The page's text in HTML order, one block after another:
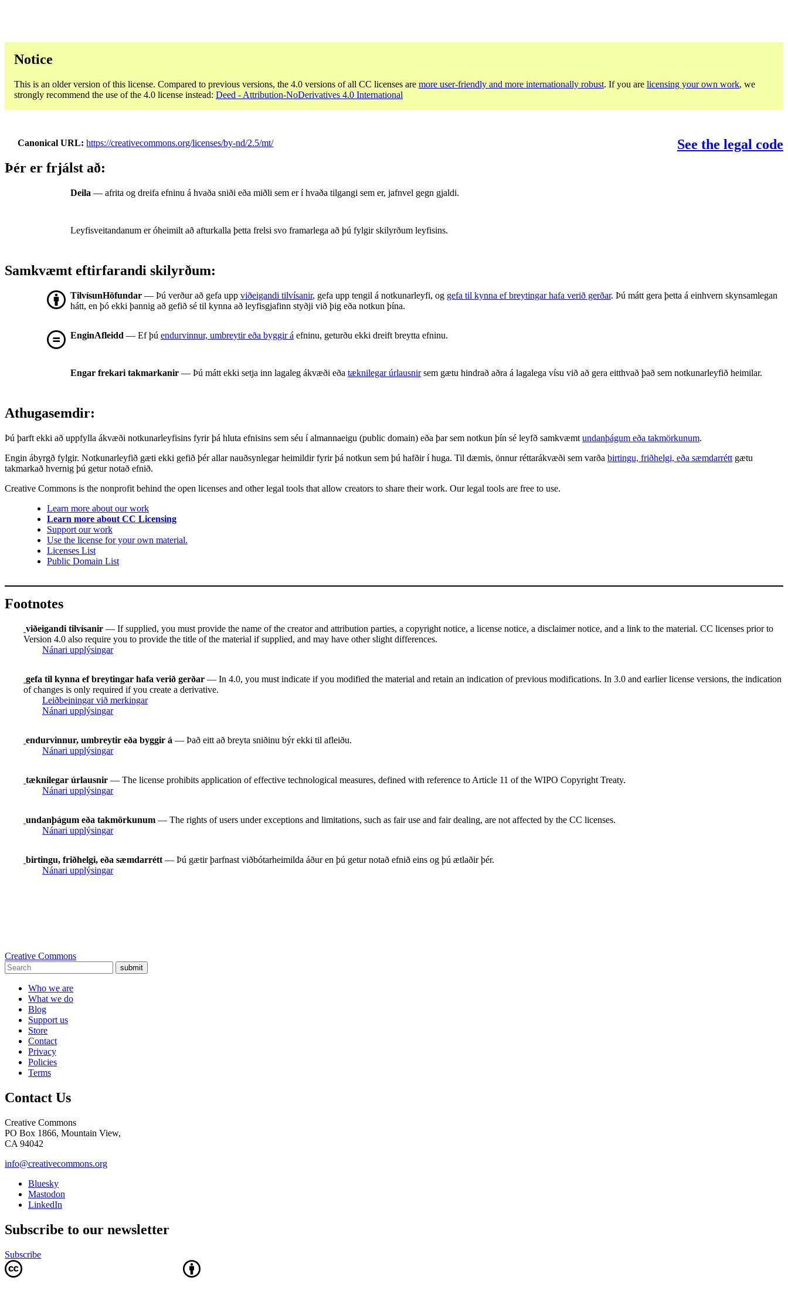
Notice
This is an older version of this license. Compared to previous versions, the 4.0 versions of all CC licenses are more user-friendly and more internationally robust. If you are licensing your own work, we
strongly recommend the use of the 4.0 license instead: Deed - Attribution-NoDerivatives 4.0 International
Canonical URL https://creativecommons.org/licenses/by-nd/2.5/mt/
See the legal code
Þér er frjálst að:
Deila — afrita og dreifa efninu á hvaða sniði eða miðli sem er í hvaða tilgangi sem er, jafnvel gegn gjaldi.
Leyfisveitandanum er óheimilt að afturkalla þetta frelsi svo framarlega að þú fylgir skilyrðum leyfisins.
Samkvæmt eftirfarandi skilyrðum:
TilvísunHöfundar — Þú verður að gefa upp viðeigandi tilvísanir, gefa upp tengil á notkunarleyfi, og gefa til kynna ef breytingar hafa verið gerðar. Þú mátt gera þetta á einhvern skynsamlegan
hátt, en þó ekki þannig að gefið sé til kynna að leyfisgjafinn styðji við þig eða notkun þína.
EnginAfleidd — Ef þú endurvinnur, umbreytir eða byggir á efninu, geturðu ekki dreift breytta efninu.
Engar frekari takmarkanir — Þú mátt ekki setja inn lagaleg ákvæði eða tæknilegar úrlausnirsem gætu hindrað aðra á lagalega vísu við að gera eitthvað það sem notkunarleyfið heimilar.
Athugasemdir:
Þú þarft ekki að uppfylla ákvæði notkunarleyfisins fyrir þá hluta efnisins sem séu í almannaeigu (public domain) eða þar sem notkun þín sé leyfð samkvæmt undanþágum eða takmörkunum.
Engin ábyrgð fylgir. Notkunarleyfið gæti ekki gefið þér allar nauðsynlegar heimildir fyrir þá notkun sem þú hafðir í huga. Til dæmis, önnur réttarákvæði sem varða birtingu, friðhelgi, eða sæmdarrétt gætu
takmarkað hvernig þú getur notað efnið.
Creative Commons is the nonprofit behind the open licenses and other legal tools that allow creators to share their work. Our legal tools are free to use.
Learn more about our work
Learn more about CC Licensing
Support our work
Use the license for your own material.
Licenses List
Public Domain List
Footnotes
viðeigandi tilvísanir — If supplied, you must provide the name of the creator and attribution parties, a copyright notice, a license notice, a disclaimer notice, and a link to the material. CC licenses prior to
Version 4.0 also require you to provide the title of the material if supplied, and may have other slight differences.
Nánari upplýsingar
gefa til kynna ef breytingar hafa verið gerðar — In 4.0, you must indicate if you modified the material and retain an indication of previous modifications. In 3.0 and earlier license versions, the indication
of changes is only required if you create a derivative.
Leiðbeiningar við merkingar
Nánari upplýsingar
endurvinnur, umbreytir eða byggir á — Það eitt að breyta sniðinu býr ekki til afleiðu.
Nánari upplýsingar
tæknilegar úrlausnir — The license prohibits application of effective technological measures, defined with reference to Article 11 of the WIPO Copyright Treaty.
Nánari upplýsingar
undanþágum eða takmörkunum — The rights of users under exceptions and limitations, such as fair use and fair dealing, are not affected by the CC licenses.
Nánari upplýsingar
birtingu, friðhelgi, eða sæmdarrétt — Þú gætir þarfnast viðbótarheimilda áður en þú getur notað efnið eins og þú ætlaðir þér.
Nánari upplýsingar
Creative Commons
submit
Who we are
What we do
Blog
Support us
Store
Contact
Privacy
Policies
Terms
Contact Us
Creative Commons
PO Box 1866, Mountain View,
CA 94042
info@creativecommons.org
Bluesky
Mastodon
LinkedIn
Subscribe to our newsletter
Subscribe